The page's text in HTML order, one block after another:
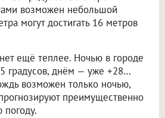
возможен небольшой
могут достигать 16 метров
ещё теплее. Ночью в городе
градусов, днём — уже +28…
возможен только ночью,
преимущественно